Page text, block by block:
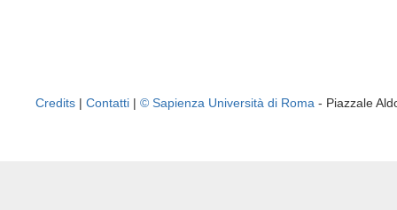
Credits | Contatti | © Sapienza Università di Roma - Piazzale